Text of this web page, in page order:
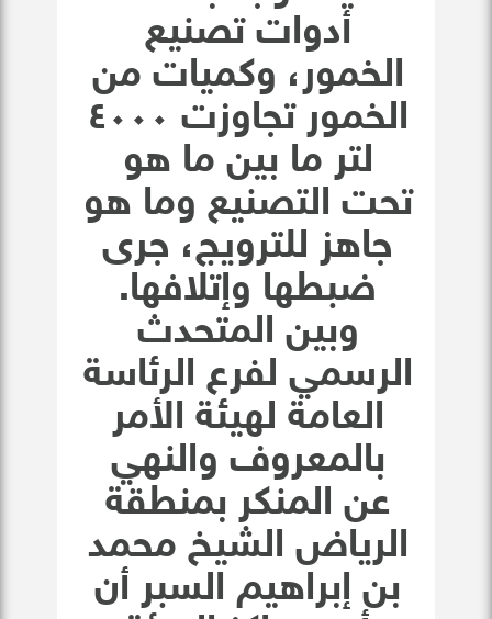
أدوات تصنيع
الخمور، وكميات من
الخمور تجاوزت ٤٠٠٠
لتر ما بين ما هو
تحت التصنيع وما هو
جاهز للترويج، جرى
ضبطها وإتلافها.
وبين المتحدث
الرسمي لفرع الرئاسة
العامة لهيئة الأمر
بالمعروف والنهي
عن المنكر بمنطقة
الرياض الشيخ محمد
بن إبراهيم السبر أن